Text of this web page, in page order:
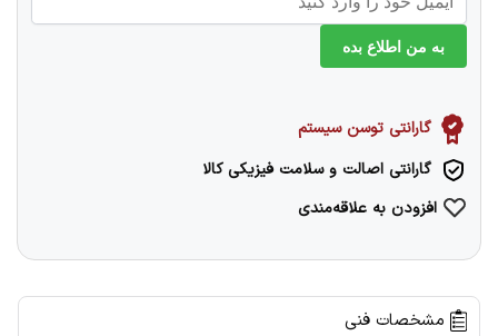
به من اطلاع بده
گارانتی توسن سیستم
گارانتی اصالت و سلامت فیزیکی کالا
افزودن به علاقه‌مندی
مشخصات فنی